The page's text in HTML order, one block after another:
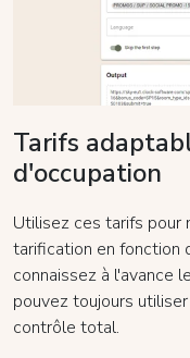
Tarifs
d'occupation
Utilisez ces tarifs pour
tarification en fonction
connaissez à l'avance
pouvez toujours
contrôle total.